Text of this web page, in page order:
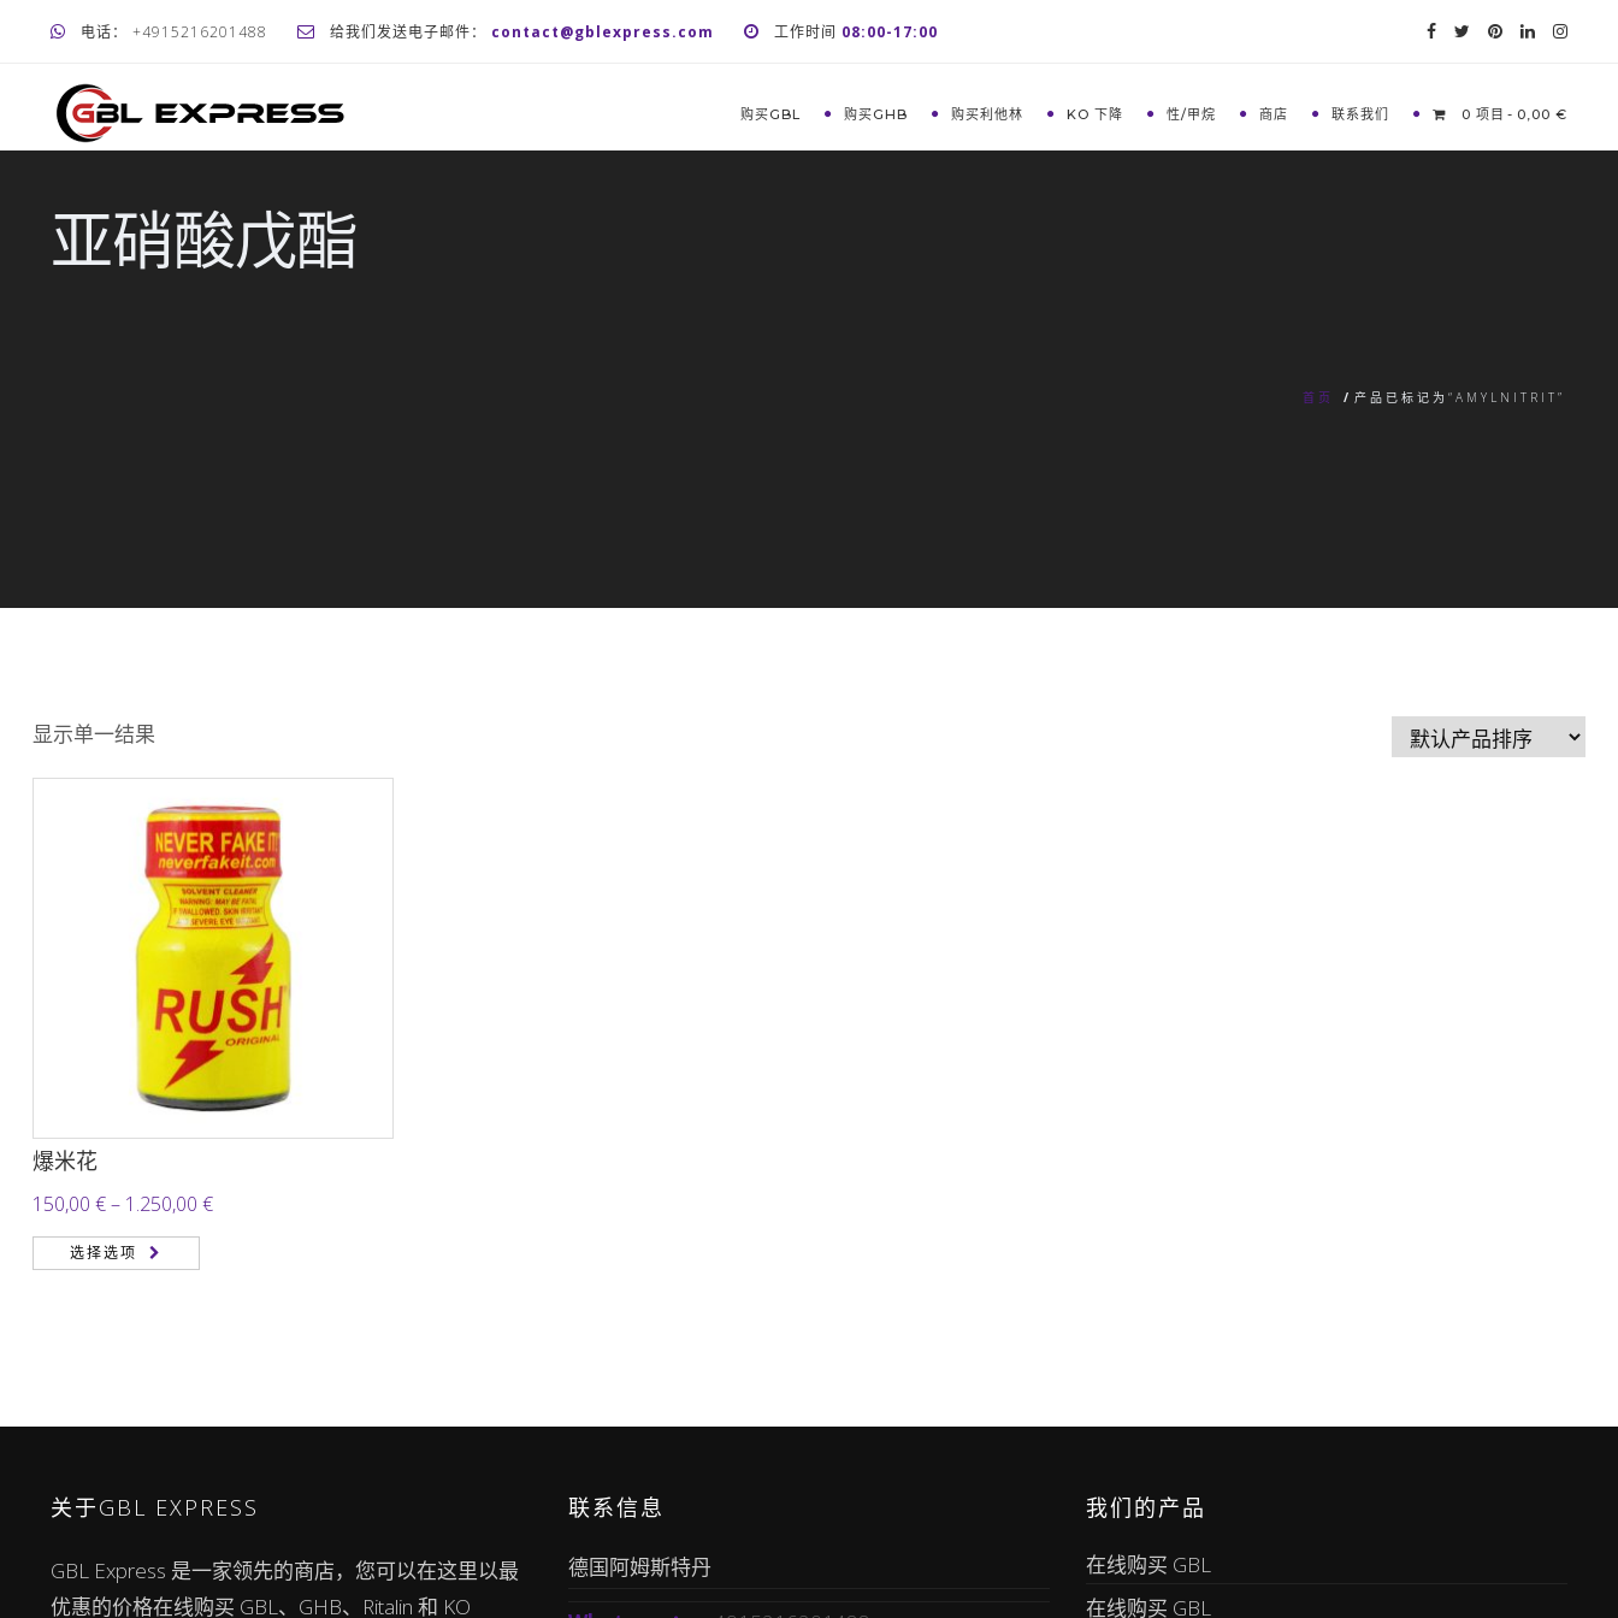
电话： +4915216201488 给我们发送电子邮件： contact@gblexpress.com 工作时间 08:00-17:00
购买GBL 购买GHB 购买利他林 KO 下降 性/甲烷 商店 联系我们 0 项目 0,00 €
亚硝酸戊酯
首页 / 产品已标记为“AMYLNITRIT”
显示单一结果
爆米花
150,00 €– 1.250,00 €价
选择选项
关于GBL EXPRESS
GBL Express 是一家领先的商店，您可以在这里以最
优惠的价格在线购买 GBL、GHB、Ritalin 和 KO
联系信息
德国阿姆斯特丹
我们的产品
在线购买 GBL
在线购买 GBL